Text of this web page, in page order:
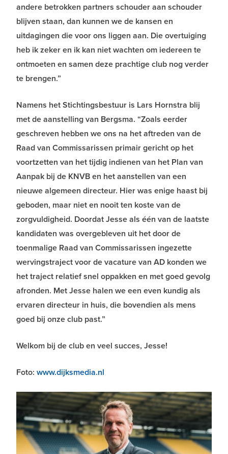
andere betrokken partners schouder aan schouder
blijven staan, dan kunnen we de kansen en
uitdagingen die voor ons liggen aan. Die overtuiging
heb ik zeker en ik kan niet wachten om iedereen te
ontmoeten en samen deze prachtige club nog verder
te brengen.”
Namens het Stichtingsbestuur is Lars Hornstra blij
met de aanstelling van Bergsma. “Zoals eerder
geschreven hebben we ons na het aftreden van de
Raad van Commissarissen primair gericht op het
voortzetten van het tijdig indienen van het Plan van
Aanpak bij de KNVB en het aanstellen van een
nieuwe algemeen directeur. Hier was enige haast bij
geboden, maar niet en nooit ten koste van de
zorgvuldigheid. Doordat Jesse als één van de laatste
kandidaten was overgebleven uit het door de
toenmalige Raad van Commissarissen ingezette
wervingstraject voor de vacature van AD konden we
het traject relatief snel oppakken en met goed gevolg
afronden. Met Jesse halen we een even kundig als
ervaren directeur in huis, die bovendien als mens
goed bij onze club past.”
Welkom bij de club en veel succes, Jesse!
Foto: www.dijksmedia.nl